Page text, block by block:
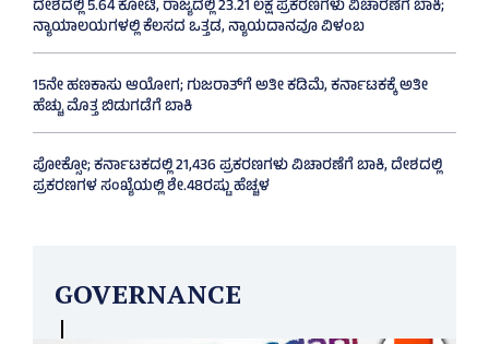
ದೇಶದಲ್ಲಿ 5.64 ಕೋಟಿ, ರಾಜ್ಯದಲ್ಲಿ 23.21 ಲಕ್ಷ ಪ್ರಕರಣಗಳು ವಿಚಾರಣೆಗೆ ಬಾಕಿ;
ನ್ಯಾಯಾಲಯಗಳಲ್ಲಿ ಕೆಲಸದ ಒತ್ತಡ, ನ್ಯಾಯದಾನವೂ ವಿಳಂಬ
15ನೇ ಹಣಕಾಸು ಆಯೋಗ; ಗುಜರಾತ್‌ಗೆ ಅತೀ ಕಡಿಮೆ, ಕರ್ನಾಟಕಕ್ಕೆ ಅತೀ
ಹೆಚ್ಚು ಮೊತ್ತ ಬಿಡುಗಡೆಗೆ ಬಾಕಿ
ಪೋಕ್ಸೋ; ಕರ್ನಾಟಕದಲ್ಲಿ 21,436 ಪ್ರಕರಣಗಳು ವಿಚಾರಣೆಗೆ ಬಾಕಿ, ದೇಶದಲ್ಲಿ
ಪ್ರಕರಣಗಳ ಸಂಖ್ಯೆಯಲ್ಲಿ ಶೇ.48ರಷ್ಟು ಹೆಚ್ಚಳ
GOVERNANCE